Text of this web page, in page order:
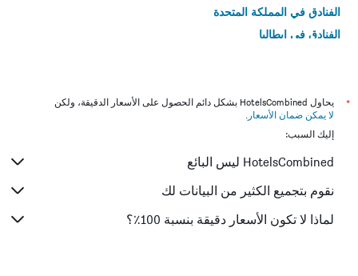
الفنادق في المملكة المتحدة
الفنادق في إيطاليا
*
يحاول HotelsCombined بشكل دائم الحصول على الأسعار الدقيقة، ولكن
لا يمكن ضمان الأسعار .
إليك السبب:
HotelsCombined ليس البائع
نقوم بتجميع الكثير من البيانات لك
لماذا لا تكون الأسعار دقيقة بنسبة 100٪؟